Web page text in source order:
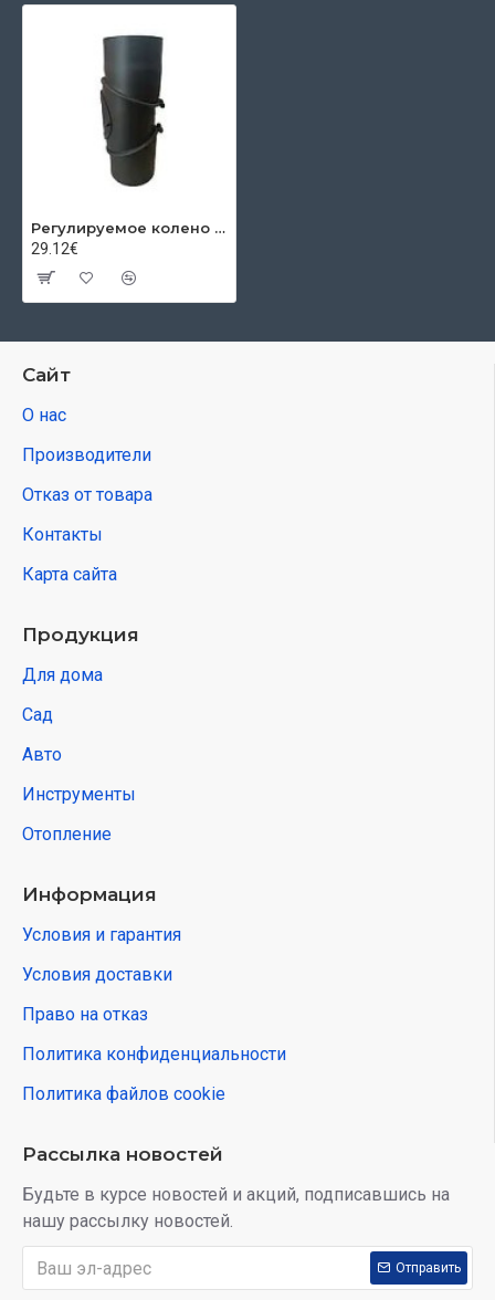
Регулируемое колено с ревизией трехсекционный 0-90º Ø180x2мм
29.12€
Сайт
О нас
Производители
Отказ от товара
Контакты
Карта сайта
Продукция
Для дома
Сад
Авто
Инструменты
Отопление
Информация
Условия и гарантия
Условия доставки
Право на отказ
Политика конфиденциальности
Политика файлов cookie
Рассылка новостей
Будьте в курсе новостей и акций, подписавшись на
нашу рассылку новостей.
Отправить